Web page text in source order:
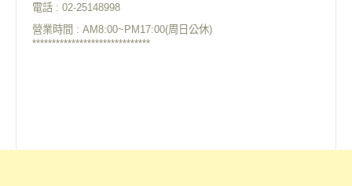
電話 : 02-25148998
營業時間 : AM8:00~PM17:00(周日公休)
******************************